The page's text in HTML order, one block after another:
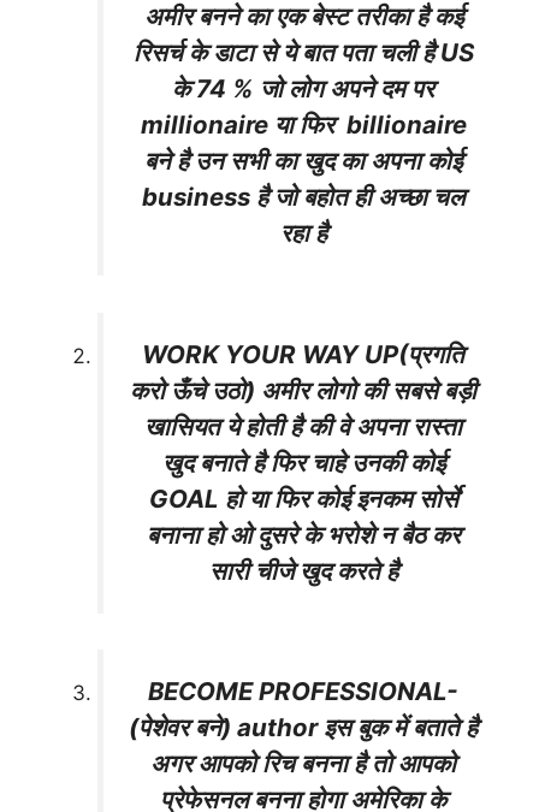
अमीर बनने का एक बेस्ट तरीका है कई
रिसर्च के डाटा से ये बात पता चली है US
के 74 % जो लोग अपने दम पर
millionaire या फिर billionaire
बने है उन सभी का खुद का अपना कोई
business है जो बहोत ही अच्छा चल
रहा है
WORK YOUR WAY UP(प्रगति
करो ऊँचे उठो) अमीर लोगो की सबसे बड़ी
खासियत ये होती है की वे अपना रास्ता
खुद बनाते है फिर चाहे उनकी कोई
GOAL हो या फिर कोई इनकम सोर्से
बनाना हो ओ दुसरे के भरोशे न बैठ कर
सारी चीजे खुद करते है
BECOME PROFESSIONAL-
(पेशेवर बने) author इस बुक में बताते है
अगर आपको रिच बनना है तो आपको
प्रेफेसनल बनना होगा अमेरिका के